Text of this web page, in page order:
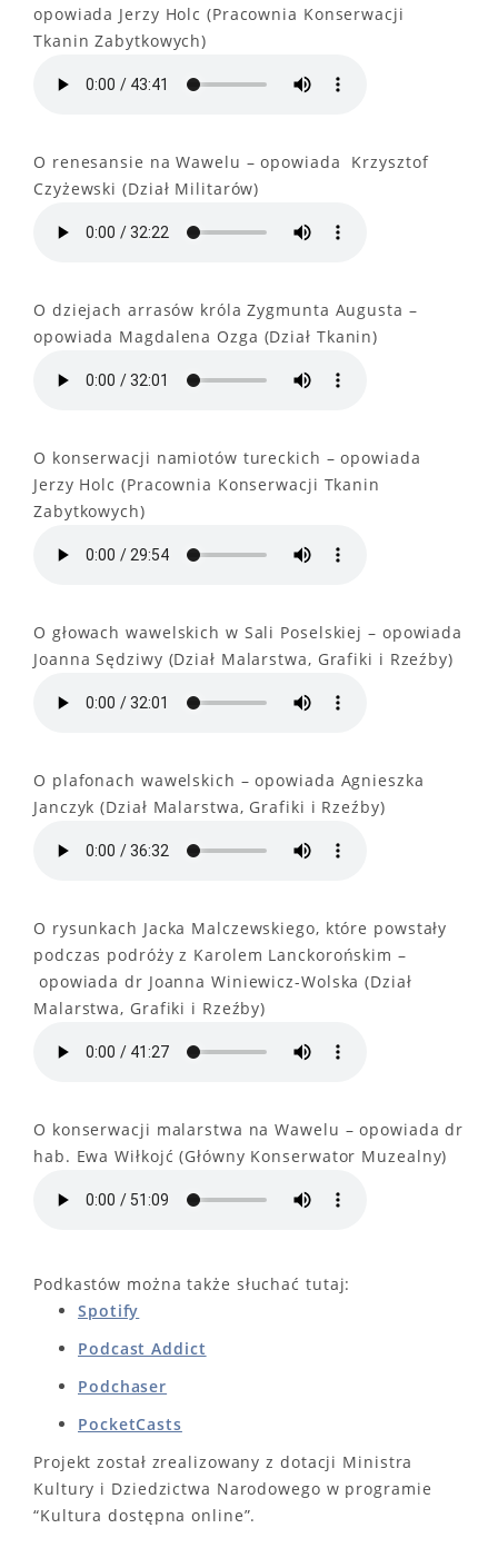
opowiada Jerzy Holc (Pracownia Konserwacji
Tkanin Zabytkowych)
O renesansie na Wawelu – opowiada Krzysztof
Czyżewski (Dział Militarów)
O dziejach arrasów króla Zygmunta Augusta –
opowiada Magdalena Ozga (Dział Tkanin)
O konserwacji namiotów tureckich – opowiada
Jerzy Holc (Pracownia Konserwacji Tkanin
Zabytkowych)
O głowach wawelskich w Sali Poselskiej – opowiada
Joanna Sędziwy (Dział Malarstwa, Grafiki i Rzeźby)
O plafonach wawelskich – opowiada Agnieszka
Janczyk (Dział Malarstwa, Grafiki i Rzeźby)
O rysunkach Jacka Malczewskiego, które powstały
podczas podróży z Karolem Lanckorońskim –
opowiada dr Joanna Winiewicz-Wolska (Dział
Malarstwa, Grafiki i Rzeźby)
O konserwacji malarstwa na Wawelu – opowiada dr
hab. Ewa Wiłkojć (Główny Konserwator Muzealny)
Podkastów można także słuchać tutaj:
Spotify
Podcast Addict
Podchaser
PocketCasts
Projekt został zrealizowany z dotacji Ministra
Kultury i Dziedzictwa Narodowego w programie
“Kultura dostępna online”.